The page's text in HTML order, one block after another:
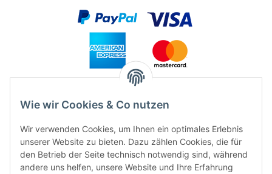
Wie wir Cookies & Co nutzen
Wir verwenden Cookies, um Ihnen ein optimales Erlebnis
unserer Website zu bieten. Dazu zählen Cookies, die für
den Betrieb der Seite technisch notwendig sind, während
andere uns helfen, unsere Website und Ihre Erfahrung